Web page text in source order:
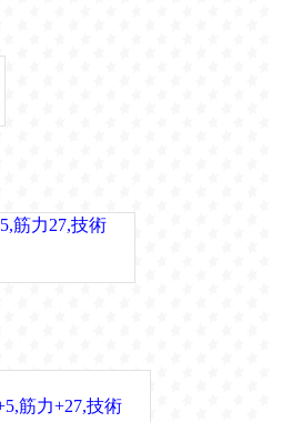
筋力27,技術
筋力+27,技術